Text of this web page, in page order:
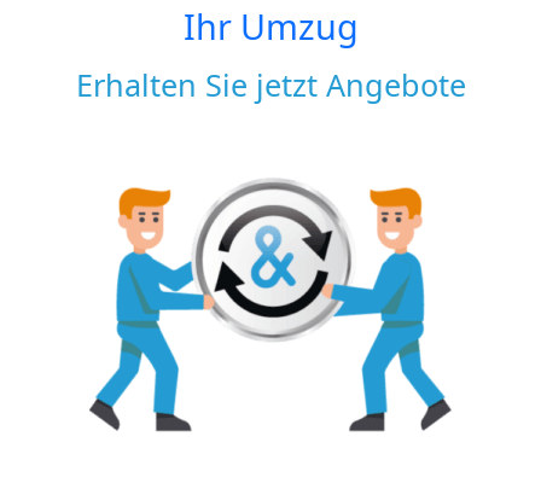
Ihr Umzug
Erhalten Sie jetzt Angebote